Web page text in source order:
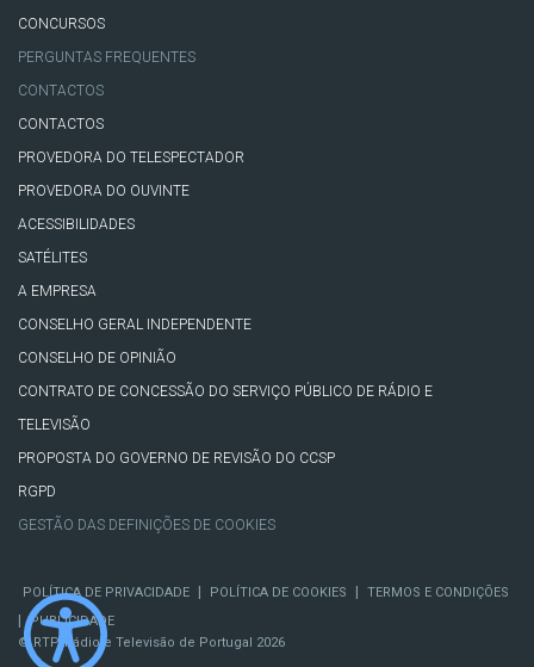
CONCURSOS
PERGUNTAS FREQUENTES
CONTACTOS
CONTACTOS
PROVEDORA DO TELESPECTADOR
PROVEDORA DO OUVINTE
ACESSIBILIDADES
SATÉLITES
A EMPRESA
CONSELHO GERAL INDEPENDENTE
CONSELHO DE OPINIÃO
CONTRATO DE CONCESSÃO DO SERVIÇO PÚBLICO DE RÁDIO E
TELEVISÃO
PROPOSTA DO GOVERNO DE REVISÃO DO CCSP
RGPD
GESTÃO DAS DEFINIÇÕES DE COOKIES
POLÍTICA DE PRIVACIDADE POLÍTICA DE COOKIES TERMOS E CONDIÇÕES
PUBLICIDADE
© RTP, Rádio e Televisão de Portugal 2026